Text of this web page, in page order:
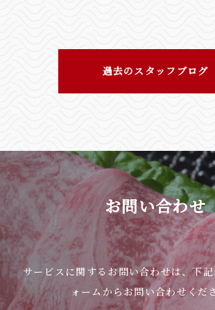
定額でお食事を楽しんで頂ける1品
す♪
お肉は【黒毛和牛 カルビ ・豚
鶏】
ご飯
わかめスープ
ミニサラダ
その日の小皿
が付いています♪
一度、是非お試しください(^O^)／
※敦賀店限定になっております。
過去のスタッフブログ
お問い合わせ
サービスに関するお問い合わせは、下
ォームからお問い合わせくだ